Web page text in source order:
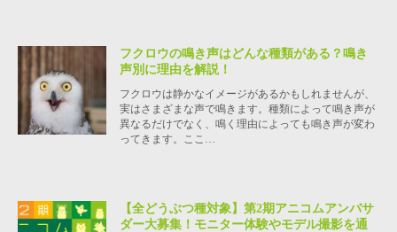
フクロウの鳴き声はどんな種類がある？鳴き
声別に理由を解説！
フクロウは静かなイメージがあるかもしれませんが、
実はさまざまな声で鳴きます。種類によって鳴き声が
異なるだけでなく、鳴く理由によっても鳴き声が変わ
ってきます。ここ…
【全どうぶつ種対象】第2期アニコムアンバサ
ダー大募集！モニター体験やモデル撮影を通